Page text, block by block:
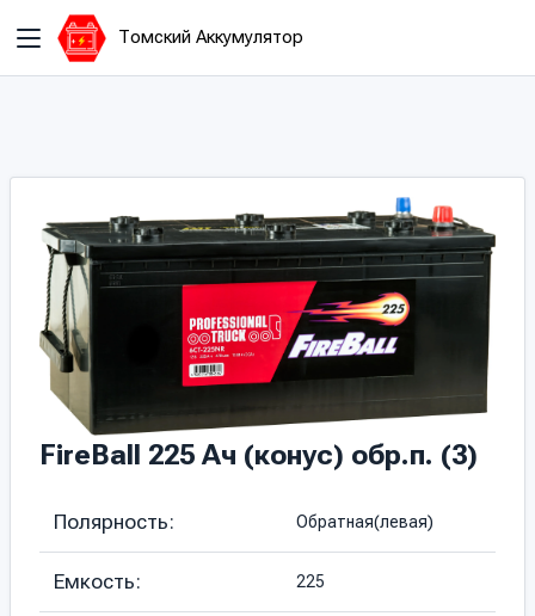
Томский Аккумулятор
FireBall 225 Ач (конус) обр.п. (3)
Полярность: Обратная(левая)
Емкость: 225